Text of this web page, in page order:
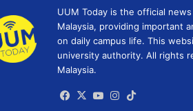
UUM Today is the official
Malaysia, providing important
on daily campus life. This
university authority. All rights
Malaysia.
Facebook
X YouTubeInstagram